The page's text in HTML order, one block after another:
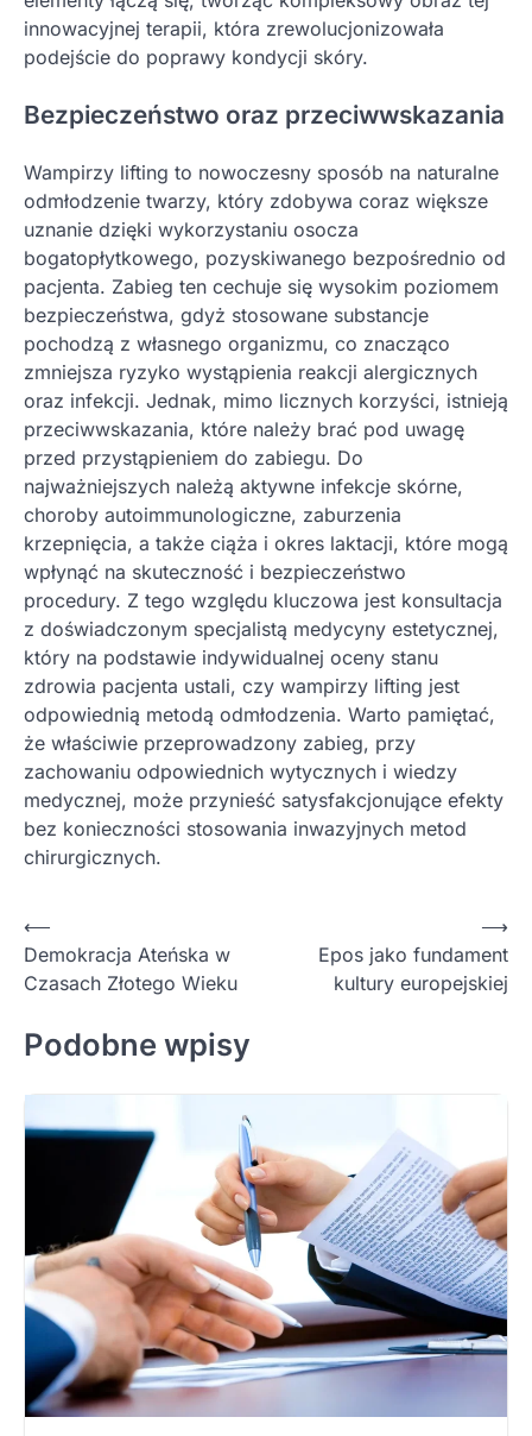
innowacyjnej terapii, która zrewolucjonizowała
podejście do poprawy kondycji skóry.
Bezpieczeństwo oraz przeciwwskazania
Wampirzy lifting to nowoczesny sposób na naturalne
odmłodzenie twarzy, który zdobywa coraz większe
uznanie dzięki wykorzystaniu osocza
bogatopłytkowego, pozyskiwanego bezpośrednio od
pacjenta. Zabieg ten cechuje się wysokim poziomem
bezpieczeństwa, gdyż stosowane substancje
pochodzą z własnego organizmu, co znacząco
zmniejsza ryzyko wystąpienia reakcji alergicznych
oraz infekcji. Jednak, mimo licznych korzyści, istnieją
przeciwwskazania, które należy brać pod uwagę
przed przystąpieniem do zabiegu. Do
najważniejszych należą aktywne infekcje skórne,
choroby autoimmunologiczne, zaburzenia
krzepnięcia, a także ciąża i okres laktacji, które mogą
wpłynąć na skuteczność i bezpieczeństwo
procedury. Z tego względu kluczowa jest konsultacja
z doświadczonym specjalistą medycyny estetycznej,
który na podstawie indywidualnej oceny stanu
zdrowia pacjenta ustali, czy wampirzy lifting jest
odpowiednią metodą odmłodzenia. Warto pamiętać,
że właściwie przeprowadzony zabieg, przy
zachowaniu odpowiednich wytycznych i wiedzy
medycznej, może przynieść satysfakcjonujące efekty
bez konieczności stosowania inwazyjnych metod
chirurgicznych.
Nawigacja
wpisu
⟵
Demokracja Ateńska w
Czasach Złotego Wieku
Epos jako fundament
kultury europejskiej
⟶
Podobne wpisy